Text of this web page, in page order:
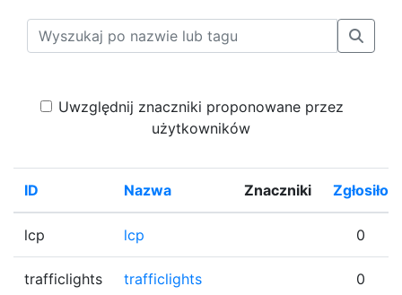
Uwzględnij znaczniki proponowane przez
użytkowników
ID Nazwa Znaczniki Zgłosiło
lcp lcp 0
trafficlights trafficlights 0